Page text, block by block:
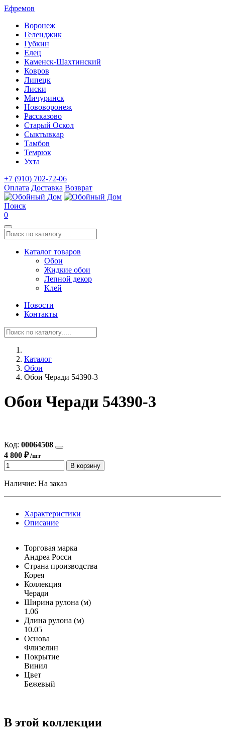
Ефремов
Воронеж
Геленджик
Губкин
Елец
Каменск-Шахтинский
Ковров
Липецк
Лиски
Мичуринск
Нововоронеж
Рассказово
Старый Оскол
Сыктывкар
Тамбов
Темрюк
Ухта
+7 (910) 702-72-06
Оплата Доставка Возврат
Поиск
0
Каталог товаров
Обои
Жидкие обои
Лепной декор
Клей
Новости
Контакты
Каталог
Обои
Обои Черади 54390-3
Обои Черади 54390-3
Код: 00064508
4 800 ₽/шт
В корзину
Наличие: На заказ
Характеристики
Описание
Торговая марка
Андреа Росси
Страна производства
Корея
Коллекция
Черади
Ширина рулона (м)
1.06
Длина рулона (м)
10.05
Основа
Флизелин
Покрытие
Винил
Цвет
Бежевый
В этой коллекции